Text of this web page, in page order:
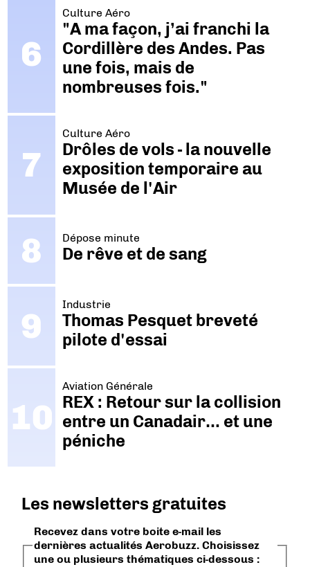
Culture Aéro
"A ma façon, j’ai franchi la
Cordillère des Andes. Pas
une fois, mais de
nombreuses fois."
Culture Aéro
Drôles de vols - la nouvelle
exposition temporaire au
Musée de l'Air
Dépose minute
De rêve et de sang
Industrie
Thomas Pesquet breveté
pilote d'essai
Aviation Générale
REX : Retour sur la collision
entre un Canadair… et une
péniche
Les newsletters gratuites
Recevez dans votre boite e-mail les
dernières actualités Aerobuzz. Choisissez
une ou plusieurs thématiques ci-dessous :